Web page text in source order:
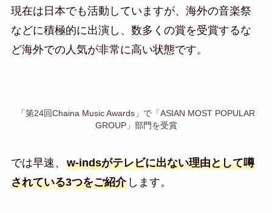
現在は日本でも活動していますが、海外の音楽祭
などに積極的に出演し、数多くの賞を受賞するな
ど海外での人気が非常に高い状態です。
「第24回Chaina Music Awards」で「ASIAN MOST POPULAR
GROUP」部門を受賞
では早速、 w-indsがテレビに出ない理由として噂
されている3つをご紹介します。